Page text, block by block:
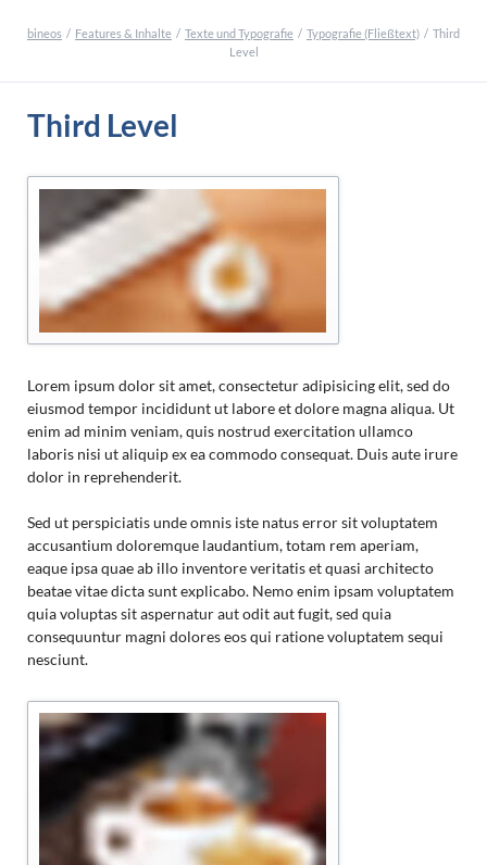
bineos Features & Inhalte Texte und Typografie Typografie (Fließtext)
Third
Level
Third Level
Lorem ipsum dolor sit amet, consectetur adipisicing elit, sed do
eiusmod tempor incididunt ut labore et dolore magna aliqua. Ut
enim ad minim veniam, quis nostrud exercitation ullamco
laboris nisi ut aliquip ex ea commodo consequat. Duis aute irure
dolor in reprehenderit.
Sed ut perspiciatis unde omnis iste natus error sit voluptatem
accusantium doloremque laudantium, totam rem aperiam,
eaque ipsa quae ab illo inventore veritatis et quasi architecto
beatae vitae dicta sunt explicabo. Nemo enim ipsam voluptatem
quia voluptas sit aspernatur aut odit aut fugit, sed quia
consequuntur magni dolores eos qui ratione voluptatem sequi
nesciunt.